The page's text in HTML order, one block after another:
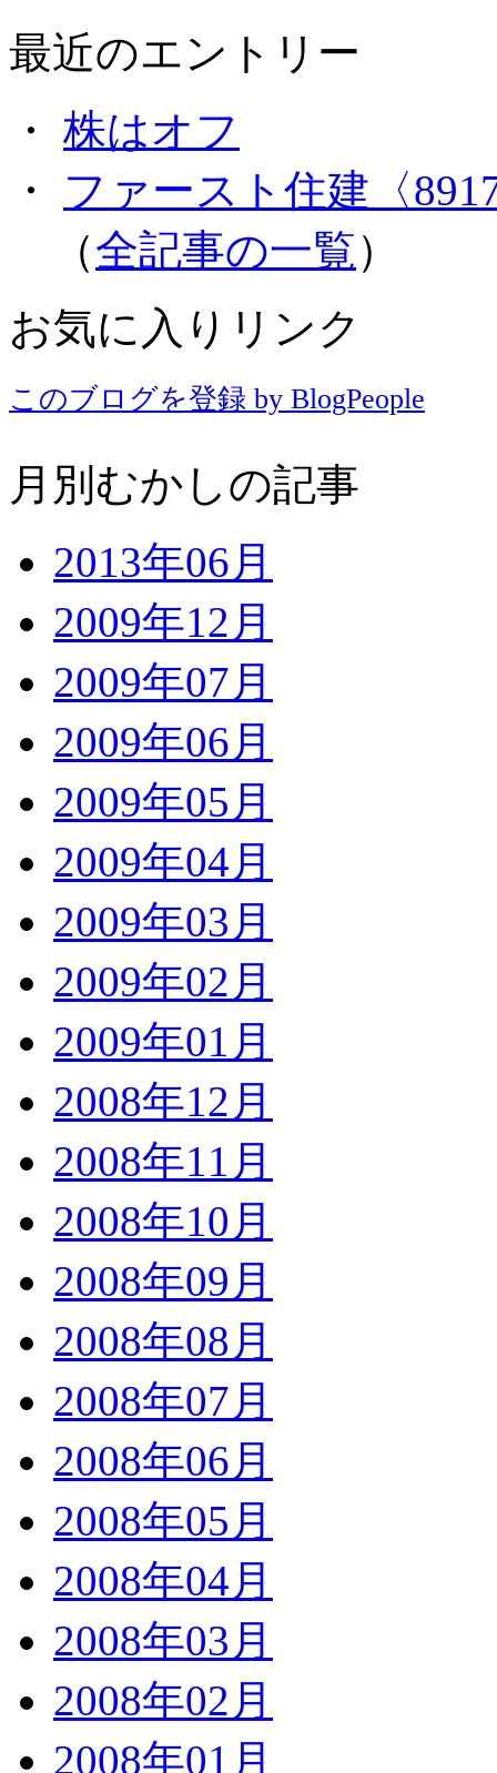
最近のエントリー
・ 株はオフ
・ ファースト住建〈
（全記事の一覧）
お気に入りリンク
このブログを登録 by BlogPeople
月別むかしの記事
2013年06月
2009年12月
2009年07月
2009年06月
2009年05月
2009年04月
2009年03月
2009年02月
2009年01月
2008年12月
2008年11月
2008年10月
2008年09月
2008年08月
2008年07月
2008年06月
2008年05月
2008年04月
2008年03月
2008年02月
2008年01月